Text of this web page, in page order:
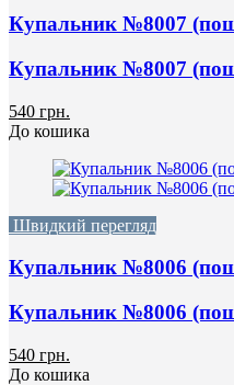
Купальник №8007
Купальник №8007
540 грн.
До кошика
Швидкий перегляд
Купальник №8006
Купальник №8006
540 грн.
До кошика